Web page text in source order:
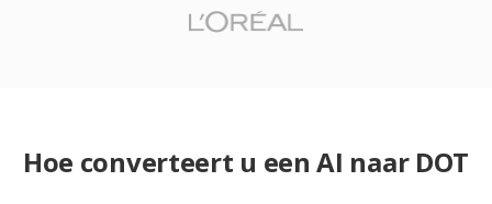
Hoe converteert u een AI naar DOT